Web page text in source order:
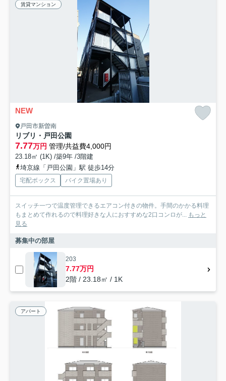
賃貸マンション
NEW
戸田市新曽南
リブリ・戸田公園
7.77万円 管理/共益費4,000円
23.18㎡ (1K) /築9年 /3階建
埼京線「戸田公園」駅 徒歩14分
宅配ボックス バイク置場あり
スイッチ一つで温度管理できるエアコン付きの物件。手間のかかる料理
もまとめて作れるので料理好きな人におすすめな2口コンロが... もっと
見る
募集中の部屋
203
7.77万円
2階 / 23.18㎡ / 1K
アパート